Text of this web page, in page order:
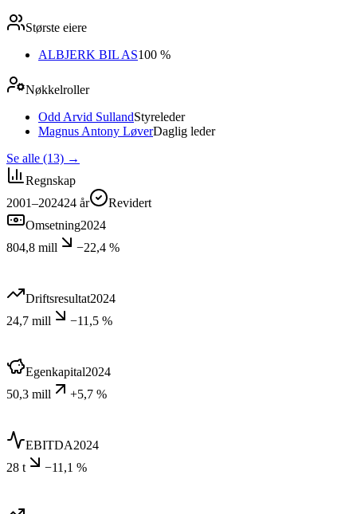
Største eiere
ALBJERK BIL AS100 %
Nøkkelroller
Odd Arvid SullandStyreleder
Magnus Antony LøverDaglig leder
Se alle (13) →
Regnskap
2001–202424 år
Revidert
Omsetning2024
804,8 mill
−22,4 %
Driftsresultat2024
24,7 mill
−11,5 %
Egenkapital2024
50,3 mill
+5,7 %
EBITDA2024
28 t
−11,1 %